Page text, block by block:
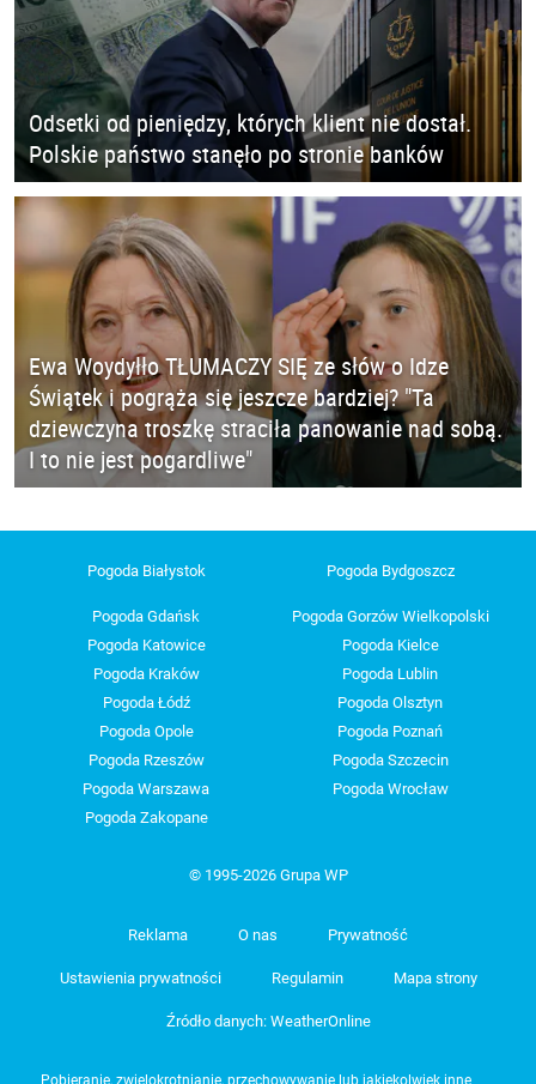
Odsetki od pieniędzy, których klient nie dostał.
Polskie państwo stanęło po stronie banków
Ewa Woydyłło TŁUMACZY SIĘ ze słów o Idze
Świątek i pogrąża się jeszcze bardziej? "Ta
dziewczyna troszkę straciła panowanie nad sobą.
I to nie jest pogardliwe"
Pogoda Białystok Pogoda Bydgoszcz
Pogoda Gdańsk
Pogoda Gorzów Wielkopolski
Pogoda Katowice
Pogoda Kielce
Pogoda Kraków
Pogoda Lublin
Pogoda Łódź
Pogoda Olsztyn
Pogoda Opole
Pogoda Poznań
Pogoda Rzeszów
Pogoda Szczecin
Pogoda Warszawa
Pogoda Wrocław
Pogoda Zakopane
© 1995-2026 Grupa WP
Reklama O nas Prywatność
Ustawienia prywatności Regulamin Mapa strony
Źródło danych: WeatherOnline
Pobieranie, zwielokrotnianie, przechowywanie lub jakiekolwiek inne